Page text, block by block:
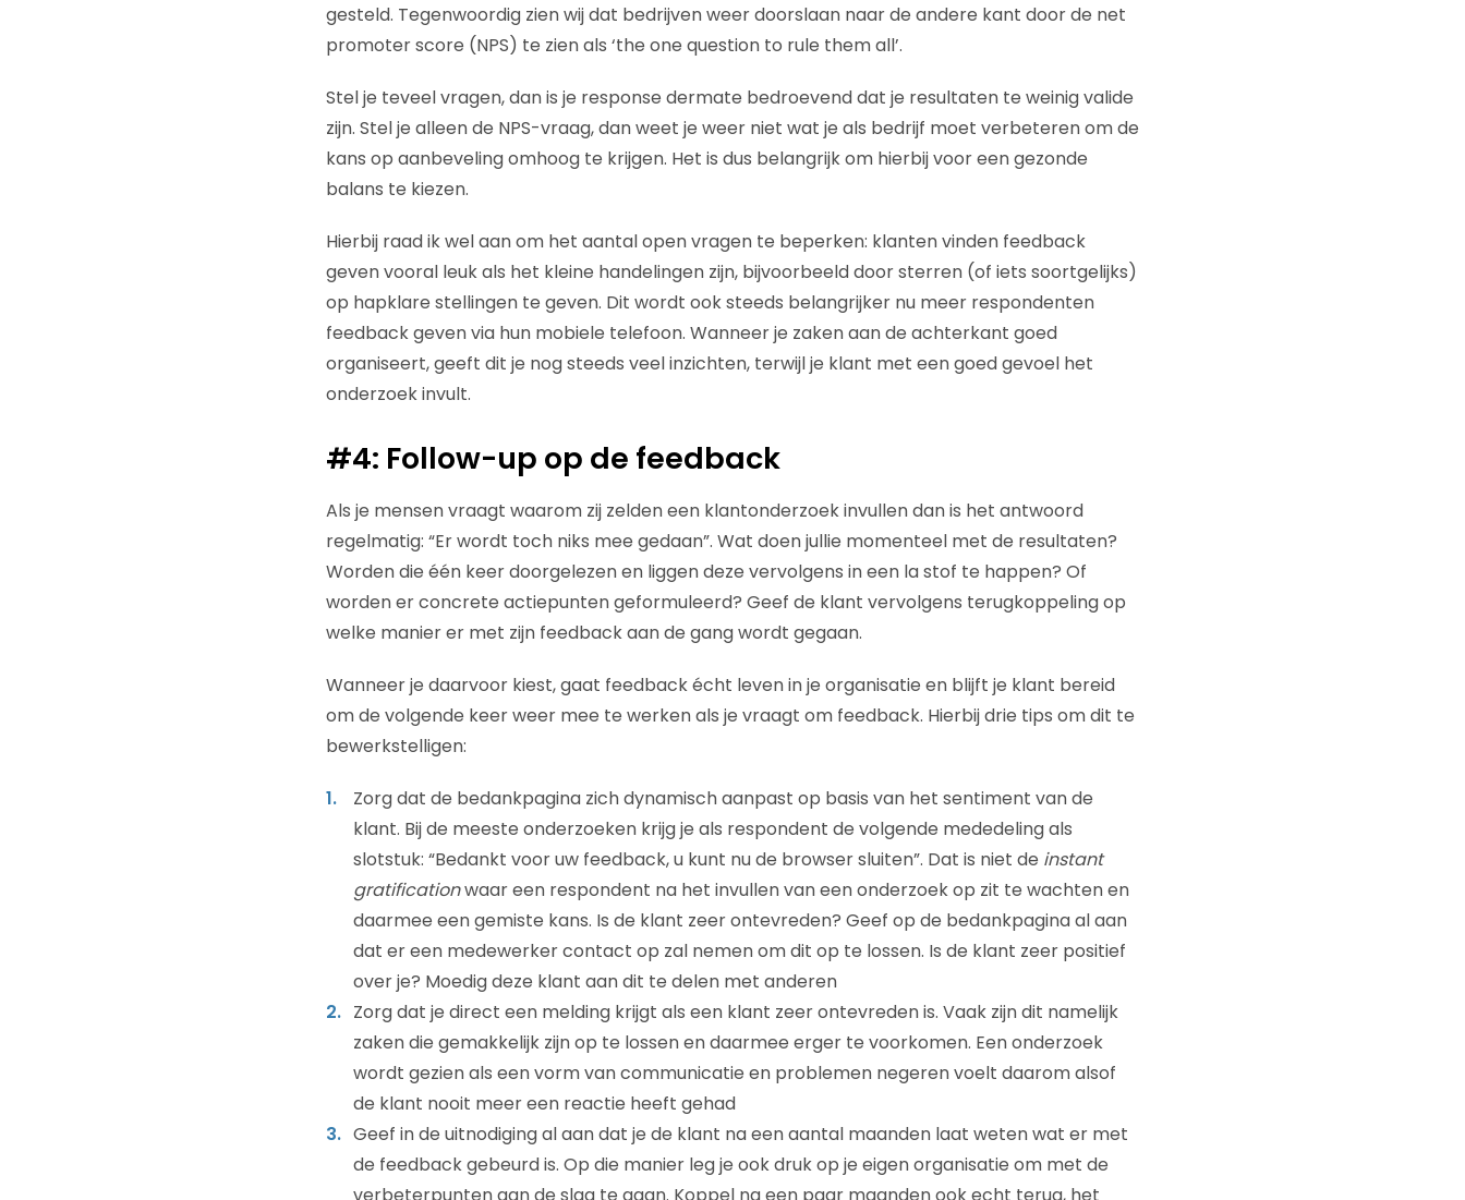
gesteld. Tegenwoordig zien wij dat bedrijven weer doorslaan naar de andere kant door de net
promoter score (NPS) te zien als ‘the one question to rule them all’.
Stel je teveel vragen, dan is je response dermate bedroevend dat je resultaten te weinig valide
zijn. Stel je alleen de NPS-vraag, dan weet je weer niet wat je als bedrijf moet verbeteren om de
kans op aanbeveling omhoog te krijgen. Het is dus belangrijk om hierbij voor een gezonde
balans te kiezen.
Hierbij raad ik wel aan om het aantal open vragen te beperken: klanten vinden feedback
geven vooral leuk als het kleine handelingen zijn, bijvoorbeeld door sterren (of iets soortgelijks)
op hapklare stellingen te geven. Dit wordt ook steeds belangrijker nu meer respondenten
feedback geven via hun mobiele telefoon. Wanneer je zaken aan de achterkant goed
organiseert, geeft dit je nog steeds veel inzichten, terwijl je klant met een goed gevoel het
onderzoek invult.
#4: Follow-up op de feedback
Als je mensen vraagt waarom zij zelden een klantonderzoek invullen dan is het antwoord
regelmatig: “Er wordt toch niks mee gedaan”. Wat doen jullie momenteel met de resultaten?
Worden die één keer doorgelezen en liggen deze vervolgens in een la stof te happen? Of
worden er concrete actiepunten geformuleerd? Geef de klant vervolgens terugkoppeling op
welke manier er met zijn feedback aan de gang wordt gegaan.
Wanneer je daarvoor kiest, gaat feedback écht leven in je organisatie en blijft je klant bereid
om de volgende keer weer mee te werken als je vraagt om feedback. Hierbij drie tips om dit te
bewerkstelligen:
Zorg dat de bedankpagina zich dynamisch aanpast op basis van het sentiment van de
klant. Bij de meeste onderzoeken krijg je als respondent de volgende mededeling als
slotstuk: “Bedankt voor uw feedback, u kunt nu de browser sluiten”. Dat is niet de instant
gratificationwaar een respondent na het invullen van een onderzoek op zit te wachten en
daarmee een gemiste kans. Is de klant zeer ontevreden? Geef op de bedankpagina al aan
dat er een medewerker contact op zal nemen om dit op te lossen. Is de klant zeer positief
over je? Moedig deze klant aan dit te delen met anderen
Zorg dat je direct een melding krijgt als een klant zeer ontevreden is. Vaak zijn dit namelijk
zaken die gemakkelijk zijn op te lossen en daarmee erger te voorkomen. Een onderzoek
wordt gezien als een vorm van communicatie en problemen negeren voelt daarom alsof
de klant nooit meer een reactie heeft gehad
Geef in de uitnodiging al aan dat je de klant na een aantal maanden laat weten wat er met
de feedback gebeurd is. Op die manier leg je ook druk op je eigen organisatie om met de
verbeterpunten aan de slag te gaan. Koppel na een paar maanden ook echt terug, het